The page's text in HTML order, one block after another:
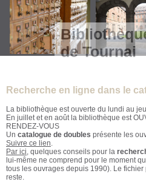
de Tournai
Recherche en ligne dans le
La bibliothèque est ouverte du lundi au
En juillet et en août la bibliothèque est
RENDEZ-VOUS
Un catalogue de doubles présente les
Suivre ce lien.
Par ici, quelques conseils pour la
lui-même ne comprend pour le moment
tous les ouvrages depuis 1990). Le
reste.